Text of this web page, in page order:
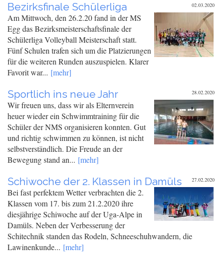
02.03.2020
Bezirksfinale Schülerliga
Am Mittwoch, den 26.2.20 fand in der MS
Egg das Bezirksmeisterschaftsfinale der
Schülerliga Volleyball Meisterschaft statt.
Fünf Schulen trafen sich um die Platzierungen
für die weiteren Runden auszuspielen. Klarer
Favorit war... [mehr]
28.02.2020
Sportlich ins neue Jahr
Wir freuen uns, dass wir als Elternverein
heuer wieder ein Schwimmtraining für die
Schüler der NMS organisieren konnten. Gut
und richtig schwimmen zu können, ist nicht
selbstverständlich. Die Freude an der
Bewegung stand an... [mehr]
27.02.2020
Schiwoche der 2. Klassen in Damüls
Bei fast perfektem Wetter verbrachten die 2.
Klassen vom 17. bis zum 21.2.2020 ihre
diesjährige Schiwoche auf der Uga-Alpe in
Damüls. Neben der Verbesserung der
Schitechnik standen das Rodeln, Schneeschuhwandern, die
Lawinenkunde... [mehr]